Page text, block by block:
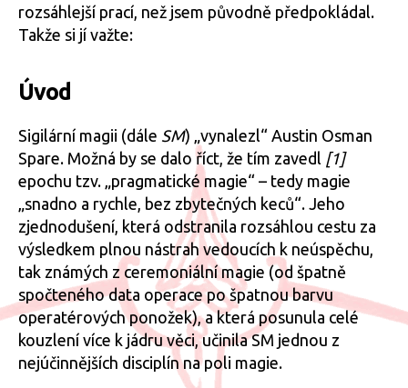
rozsáhlejší prací, než jsem původně předpokládal.
Takže si jí važte:
Úvod
Sigilární magii (dále SM) „vynalezl“ Austin Osman
Spare. Možná by se dalo říct, že tím zavedl [1]
epochu tzv. „pragmatické magie“ – tedy magie
„snadno a rychle, bez zbytečných keců“. Jeho
zjednodušení, která odstranila rozsáhlou cestu za
výsledkem plnou nástrah vedoucích k neúspěchu,
tak známých z ceremoniální magie (od špatně
spočteného data operace po špatnou barvu
operatérových ponožek), a která posunula celé
kouzlení více k jádru věci, učinila SM jednou z
nejúčinnějších disciplín na poli magie.